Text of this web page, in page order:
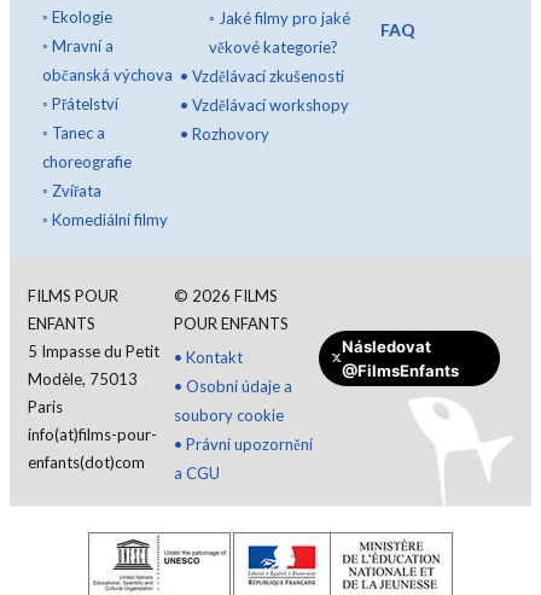
◦ Ekologie
◦ Mravní a
občanská výchova
◦ Přátelství
◦ Tanec a
choreografie
◦ Zvířata
◦ Komediální filmy
◦ Jaké filmy pro jaké
věkové kategorie?
• Vzdělávací zkušenosti
• Vzdělávací workshopy
• Rozhovory
FAQ
FILMS POUR
ENFANTS
5 Impasse du Petit
Modèle, 75013
Paris
info(at)films-pour-
enfants(dot)com
© 2026 FILMS
POUR ENFANTS
• Kontakt
• Osobní údaje a
soubory cookie
• Právní upozornění
a CGU
Následovat
@FilmsEnfants